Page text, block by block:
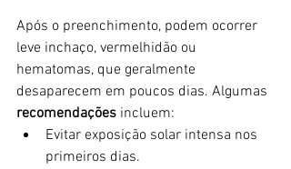
Após o preenchimento, podem ocorrer
leve inchaço, vermelhidão ou
hematomas, que geralmente
desaparecem em poucos dias. Algumas
recomendações incluem:
Evitar exposição solar intensa nos
primeiros dias.